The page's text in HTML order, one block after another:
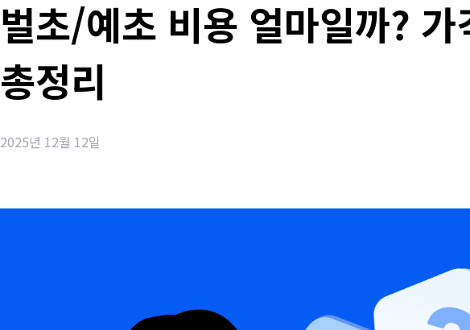
벌초/예초 비용 얼마일까? 가
총정리
2025년 12월 12일